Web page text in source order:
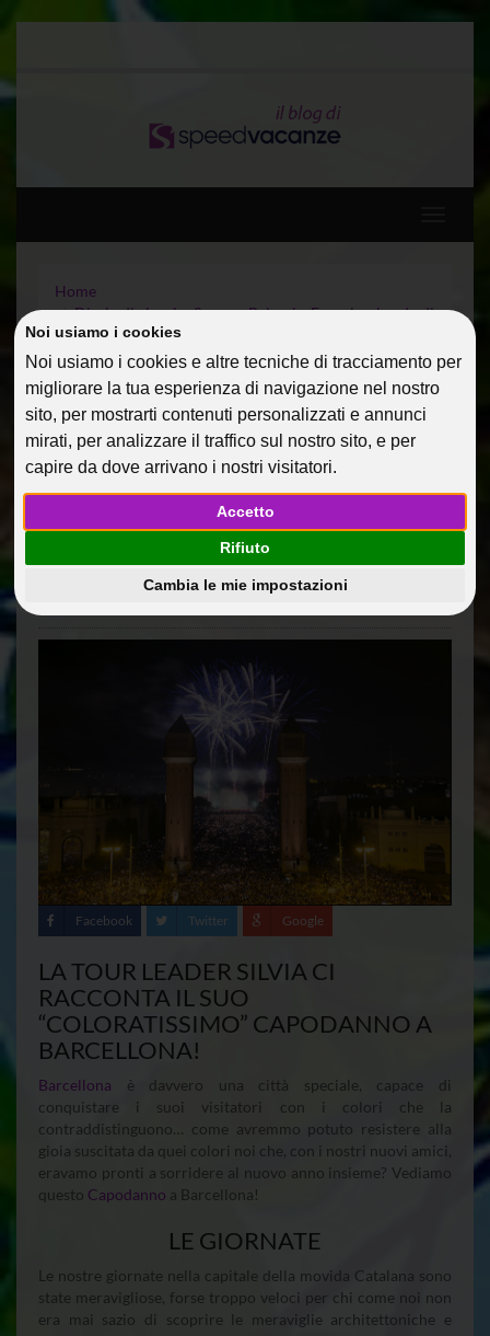
Noi usiamo i cookies
Noi usiamo i cookies e altre tecniche di tracciamento per
migliorare la tua esperienza di navigazione nel nostro
sito, per mostrarti contenuti personalizzati e annunci
mirati, per analizzare il traffico sul nostro sito, e per
capire da dove arrivano i nostri visitatori.
Accetto
Rifiuto
Cambia le mie impostazioni
Home
Diario di viaggio: Spagna, Baleari e Francia a bordo di
MSC DIVINA 5*
Capodanno a Barcellona – Diario di viaggio
CAPODANNO A
BARCELLONA – DIARIO DI
VIAGGIO
Diario di viaggio: Spagna, Baleari e Francia a bordo di
MSC DIVINA 5*
Facebook Twitter Google
LA TOUR LEADER SILVIA CI
RACCONTA IL SUO
“COLORATISSIMO” CAPODANNO A
BARCELLONA!
Barcellona è davvero una città speciale, capace di
conquistare i suoi visitatori con i colori che la
contraddistinguono… come avremmo potuto resistere alla
gioia suscitata da quei colori noi che, con i nostri nuovi amici,
eravamo pronti a sorridere al nuovo anno insieme? Vediamo
questo Capodanno a Barcellona!
LE GIORNATE
Le nostre giornate nella capitale della movida Catalana sono
state meravigliose, forse troppo veloci per chi come noi non
era mai sazio di scoprire le meraviglie architettoniche e